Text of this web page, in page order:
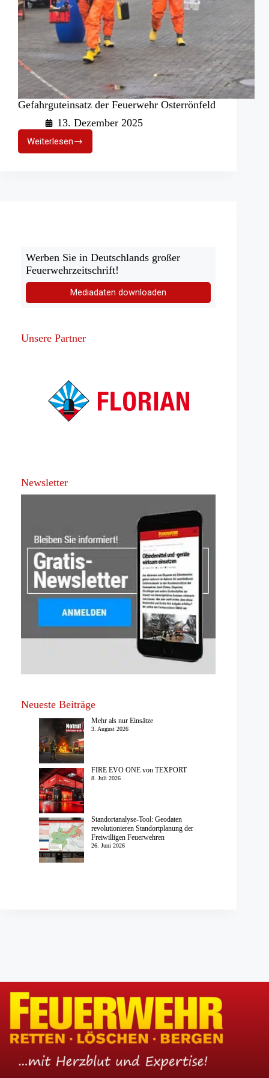
Gefahrguteinsatz der Feuerwehr Osterrönfeld
13. Dezember 2025
WeiterlesenGefahrguteinsatz
der
Werben Sie in Deutschlands großer
Feuerwehrzeitschrift!
Mediadaten downloaden
Unsere Partner
Newsletter
Neueste Beiträge
Mehr als nur Einsätze
3. August 2026
FIRE EVO ONE von TEXPORT
8. Juli 2026
Standortanalyse-Tool: Geodaten
revolutionieren Standortplanung der
Freiwilligen Feuerwehren
26. Juni 2026